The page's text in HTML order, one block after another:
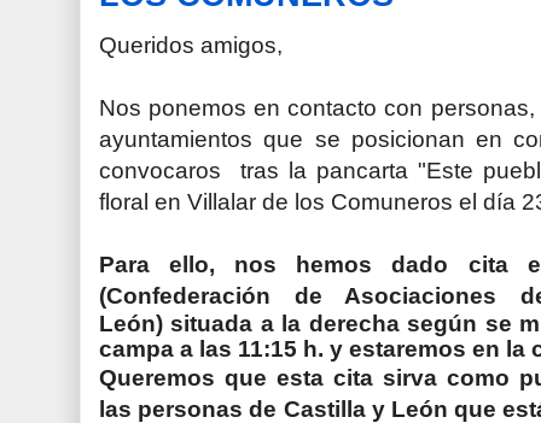
Queridos amigos,
Nos ponemos en contacto con
ayuntamientos que se posicionan en
convocaros
tras la pancarta "Este
floral en Villalar de los Comuneros el día
Para ello, nos hemos dado
(Confederación de Asociaciones
León)situada a la derecha según se
campa a las 11:15 h. y estaremos en
Queremos que esta cita sirva como
las personas de Castilla y León que